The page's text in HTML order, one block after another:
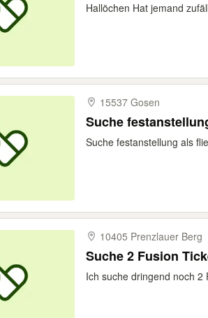
Hallöchen Hat jemand
15537 Gosen
Suche
Suche festanstellung als
10405 Prenzlauer Berg
Suche 2 Fusion
Ich suche dringend noch